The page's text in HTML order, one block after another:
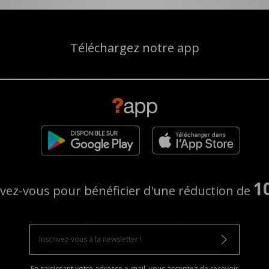
Téléchargez notre app
vous pour bénéficier d'une réduction de